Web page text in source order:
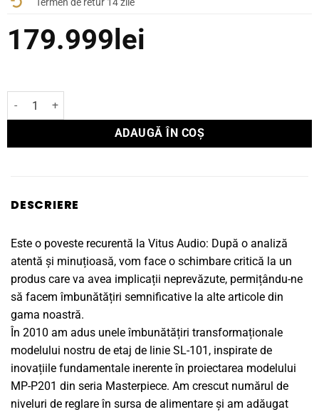
179.999 lei
Cantitate Preamplificator Vitus SL-103
ADAUGĂ ÎN COȘ
DESCRIERE
Este o poveste recurentă la Vitus Audio: După o analiză
atentă și minuțioasă, vom face o schimbare critică la un
produs care va avea implicații neprevăzute, permițându-ne
să facem îmbunătățiri semnificative la alte articole din
gama noastră.
În 2010 am adus unele îmbunătățiri transformaționale
modelului nostru de etaj de linie SL-101, inspirate de
inovațiile fundamentale inerente în proiectarea modelului
MP-P201 din seria Masterpiece. Am crescut numărul de
niveluri de reglare în sursa de alimentare și am adăugat